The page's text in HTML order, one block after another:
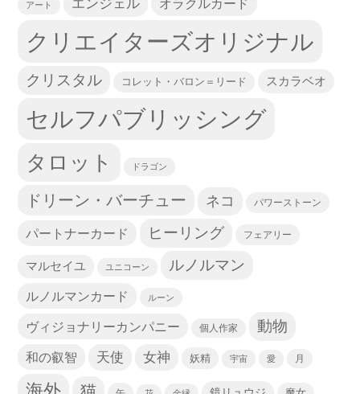
アート オラクルカード
クリエイターズオリジナル
クリスタル コレット・バロン＝リード スカラベオ
セルフパブリッシング
タロット ドラゴン
ドリーン・バーチュー ネコ パワーストーン
パートナーカード ヒーリング フェアリー
マルセイユ ユニコーン ルノルマン
ルノルマンカード ルーン
ヴィジョナリーカンパニー 個人作家 動物
和の叡智 天使 女神 妖精 宇宙 愛 月
猫